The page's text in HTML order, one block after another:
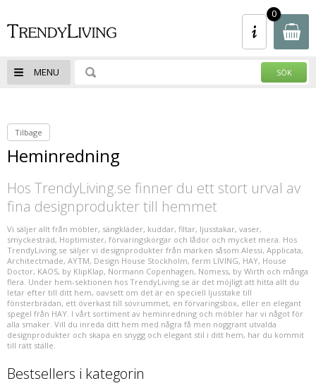
- Spara upp till 50% - Klicka Här - REA -
Spara upp till 50% - Klicka Här - 100-tals
MENU
0
Tilbage
Heminredning
Hos TrendyLiving.se finner du ett stort urval av
fina designprodukter till hemmet
Vi säljer allt från möbler, sängkläder, kuddar, filtar, Ijusstakar, vaser,
smyckesträd, Hoptimister, förvaringskorgar och lådor och mycket mera. Hos
TrendyLiving.se säljer vi designprodukter från märken såsom Alessi, Applicata,
Architectmade, AYTM, Design House Stockholm, ferm LIVING, HAY, House
Doctor, KAOS, by KlipKlap, Normann Copenhagen, Nomess, by Wirth och många
flera. Under hem-sektionen hos TrendyLiving.se är det möjligt att hitta allt du
letar efter till ditt hem, oavsett om det är en speciell ljusstake till
fönsterbrädan, ett överkast till sovrummet, en förvaringsbox, eller en elegant
spegel från HAY. I vårt sortiment av heminredning och möbler har vi något för
alla smaker. Vill du inreda ditt hem med några få men noggrant utvalda
designprodukter och skapa en snygg och elegant stil i ditt hem, har du kommit
till rätt ställe.
Bestsellers i kategorin